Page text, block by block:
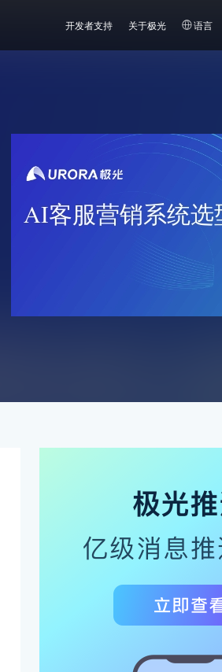
开发者支持 关于极光 语言